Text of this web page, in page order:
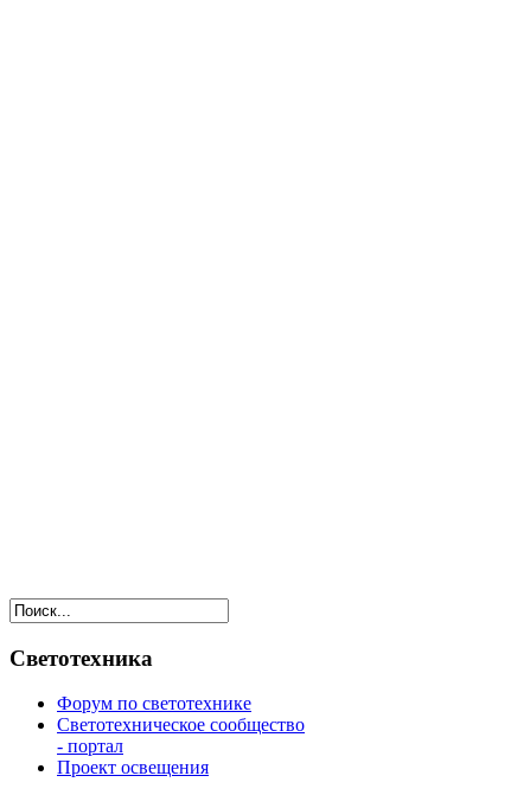
Светотехника
Форум по светотехнике
Светотехническое сообщество
- портал
Проект освещения